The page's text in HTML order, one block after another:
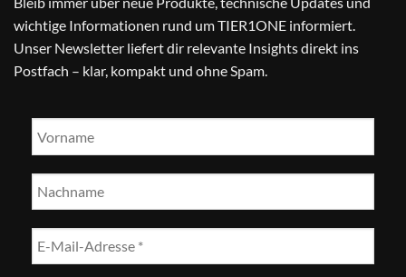
wichtige Informationen rund um TIER1ONE informiert.
Unser Newsletter liefert dir relevante Insights direkt ins
Postfach – klar, kompakt und ohne Spam.